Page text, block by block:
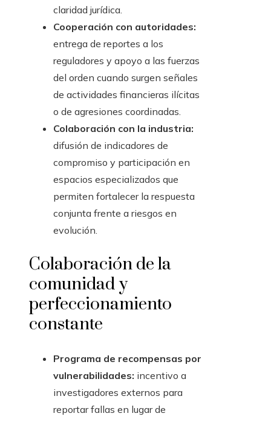
claridad jurídica.
Cooperación con autoridades:
entrega de reportes a los
reguladores y apoyo a las fuerzas
del orden cuando surgen señales
de actividades financieras ilícitas
o de agresiones coordinadas.
Colaboración con la industria:
difusión de indicadores de
compromiso y participación en
espacios especializados que
permiten fortalecer la respuesta
conjunta frente a riesgos en
evolución.
Colaboración de la
comunidad y
perfeccionamiento
constante
Programa de recompensas por
vulnerabilidades: incentivo a
investigadores externos para
reportar fallas en lugar de